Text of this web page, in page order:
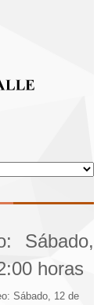
Sábado,
horas
Sábado, 12 de